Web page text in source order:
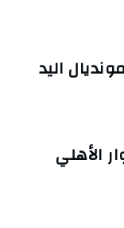
اليد
الأهلي